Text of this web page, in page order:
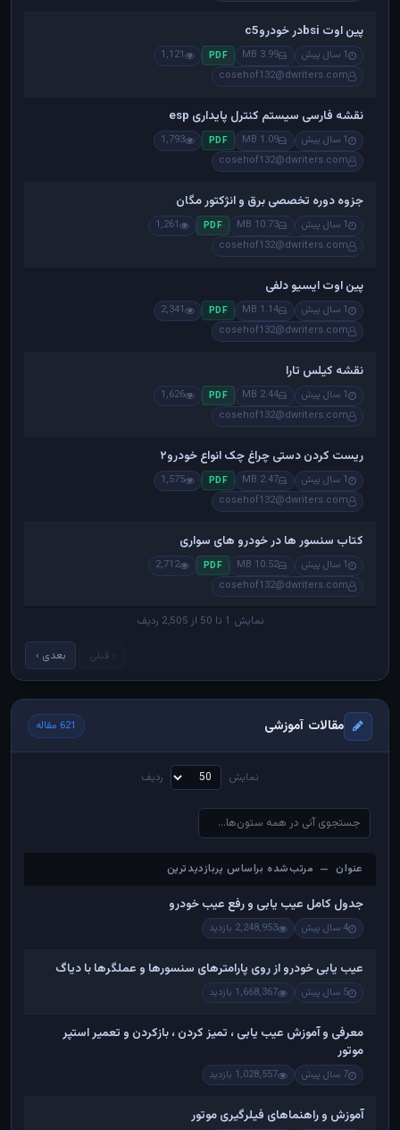
پین اوت bsiدر خودروc5
1 سال پیش 3.99 MB
PDF
1,121
cosehof132@dwriters.com
نقشه فارسی سیستم کنترل پایداری esp
1 سال پیش 1.09 MB
PDF
1,793
cosehof132@dwriters.com
جزوه دوره تخصصی برق و انژکتور مگان
1 سال پیش 10.73 MB
PDF
1,261
cosehof132@dwriters.com
پین اوت ایسیو دلفی
1 سال پیش 1.14 MB
PDF
2,341
cosehof132@dwriters.com
نقشه کیلس تارا
1 سال پیش 2.44 MB
PDF
1,626
cosehof132@dwriters.com
ریست کردن دستی چراغ چک انواع خودرو۲
1 سال پیش 2.47 MB
PDF
1,575
cosehof132@dwriters.com
کتاب سنسور ها در خودرو های سواری
1 سال پیش 10.52 MB
PDF
2,712
cosehof132@dwriters.com
نمایش 1 تا 50 از 2,505 ردیف
‹ قبلی بعدی ›
مقالات آموزشی 621 مقاله
نمایش ردیف
عنوان — مرتب‌شده براساس پربازدیدترین
عنوان — مرتب‌شده براساس پربازدیدترین
جدول کامل عیب یابی و رفع عیب خودرو
4 سال پیش 2,248,953 بازدید
عیب یابی خودرو از روی پارامترهای سنسورها و عملگرها با دیاگ
5 سال پیش 1,668,367 بازدید
معرفی و آموزش عیب یابی ، تمیز کردن ، بازکردن و تعمیر استپر
موتور
7 سال پیش 1,028,557 بازدید
آموزش و راهنماهای فیلرگیری موتور